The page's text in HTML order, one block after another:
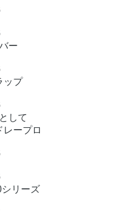
ー
ップ
して
レープロ
リーズ